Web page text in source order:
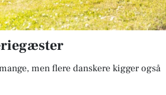
men flere danskere kigger også